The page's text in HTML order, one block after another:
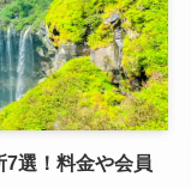
選！料金や会員